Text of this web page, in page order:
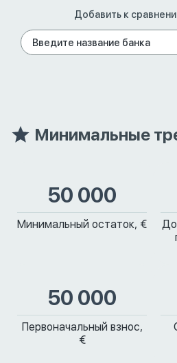
Добавить к
Минимальные
50 000
Минимальный остаток, €
50 000
Первоначальный взнос,
€